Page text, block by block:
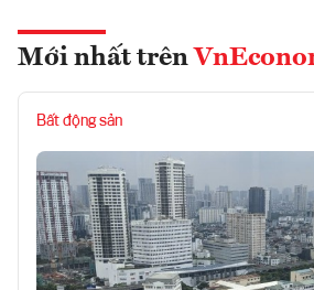
Mới nhất trên
Bất động sản